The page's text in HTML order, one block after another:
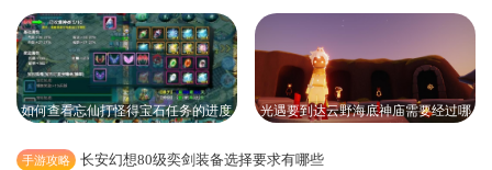
如何查看忘仙打怪得宝石任务的进度
光遇要到达云野海底神庙需要经过哪
手游攻略 长安幻想80级奕剑装备选择要求有哪些